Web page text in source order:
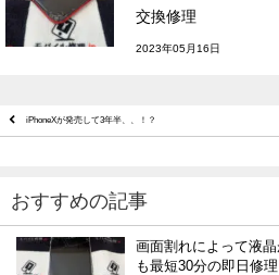
交換修理
2023年05月16日
iPhoneXが発売して3年半、、！？
おすすめの記事
画面割れによって液
も最短30分の即日修理